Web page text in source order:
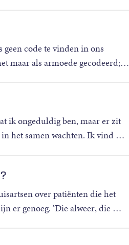
code te vinden in ons
maar als armoede gecodeerd;…
ik ongeduldig ben, maar er zit
het samen wachten. Ik vind …
over patiënten die het
er genoeg. ‘Die alweer, die …